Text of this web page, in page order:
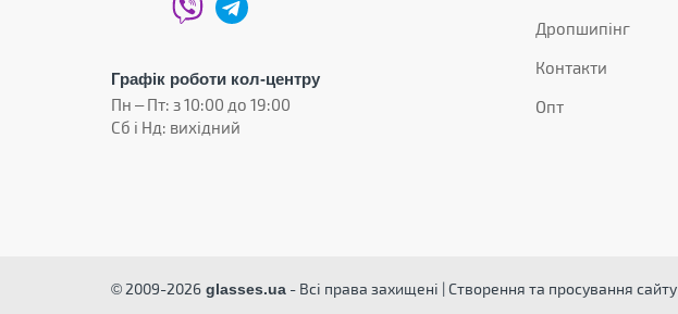
Графік роботи кол-центру
Пн – Пт: з 10:00 до 19:00
Сб і Нд: вихідний
Дропшипінг
Контакти
Опт
© 2009-2026 glasses.ua - Всі права захищені | Створення та просування сайту